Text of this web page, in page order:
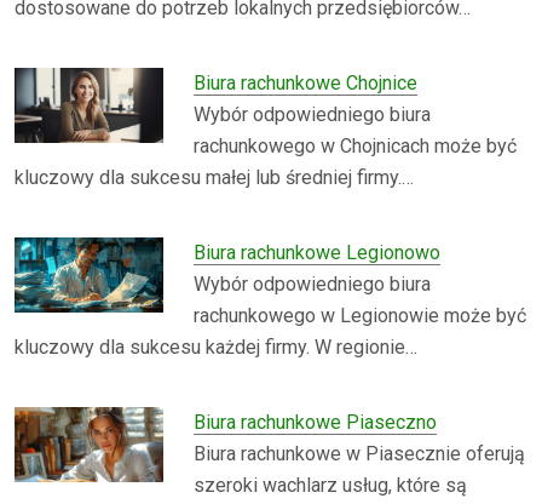
dostosowane do potrzeb lokalnych przedsiębiorców…
Biura rachunkowe Chojnice
Wybór odpowiedniego biura
rachunkowego w Chojnicach może być
kluczowy dla sukcesu małej lub średniej firmy.…
Biura rachunkowe Legionowo
Wybór odpowiedniego biura
rachunkowego w Legionowie może być
kluczowy dla sukcesu każdej firmy. W regionie…
Biura rachunkowe Piaseczno
Biura rachunkowe w Piasecznie oferują
szeroki wachlarz usług, które są